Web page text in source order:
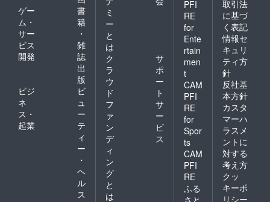
ゲー
ム・
サー
ビス
開発
書
籍
・
雑
誌
出
版
ビジ
ネ
ス・
起業
ビ
ュ
ー
テ
ィ
ー
・
ヘ
ル
ス
ミ
ー
と
は
ク
ラ
ウ
ド
フ
ァ
ン
デ
ィ
ン
グ
と
は
サ
ポ
ー
ト
サ
ー
ビ
ス
PFI
RE
for
Ente
rtain
men
t
CAM
PFI
RE
for
Spor
ts
CAM
PFI
RE
ふる
取引法
に基づ
く表記
情報セ
キュリ
ティ方
針
反社基
本方針
カスタ
マーハ
ラスメ
ントに
対する
考え方
クッ
キーポ
リシー